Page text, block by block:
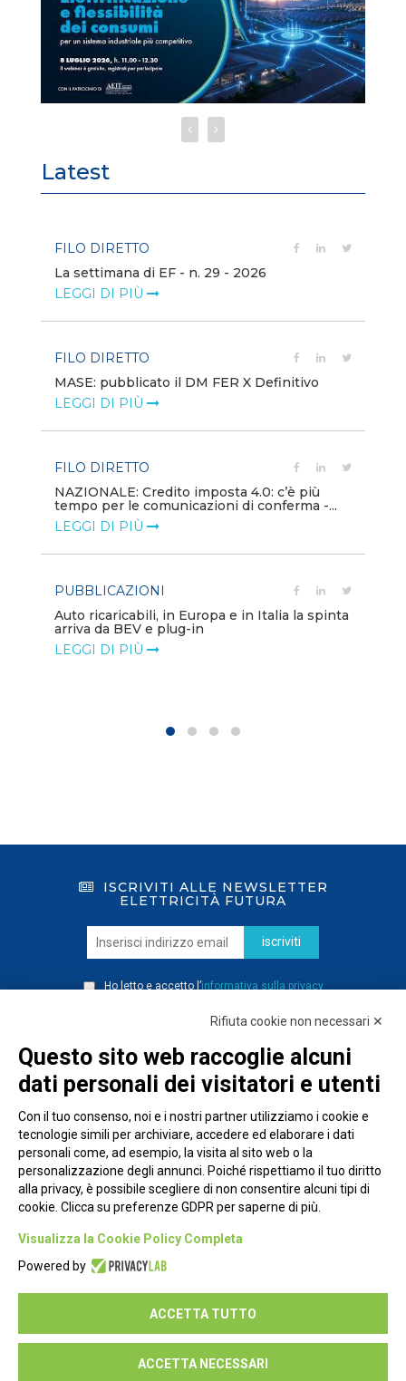
Latest
FILO DIRETTO
La settimana di EF - n. 29 - 2026
LEGGI DI PIÙ
FILO DIRETTO
MASE: pubblicato il DM FER X Definitivo
LEGGI DI PIÙ
FILO DIRETTO
NAZIONALE: Credito imposta 4.0: c’è più
tempo per le comunicazioni di conferma -...
LEGGI DI PIÙ
PUBBLICAZIONI
Auto ricaricabili, in Europa e in Italia la spinta
arriva da BEV e plug-in
LEGGI DI PIÙ
ISCRIVITI ALLE NEWSLETTER
ELETTRICITÀ FUTURA
iscriviti
Ho letto e accetto l’informativa sulla privacy
Piazza Alessandria, 24 - 00198 Roma
Privacy Policy
Seguici su:
Rifiuta cookie non necessari ✕
Questo sito web raccoglie alcuni
dati personali dei visitatori e utenti
Con il tuo consenso, noi e i nostri partner utilizziamo i cookie e
tecnologie simili per archiviare, accedere ed elaborare i dati
personali come, ad esempio, la visita al sito web o la
personalizzazione degli annunci. Poiché rispettiamo il tuo diritto
alla privacy, è possibile scegliere di non consentire alcuni tipi di
cookie. Clicca su preferenze GDPR per saperne di più.
Visualizza la Cookie Policy Completa
Powered by
ACCETTA TUTTO
ACCETTA NECESSARI